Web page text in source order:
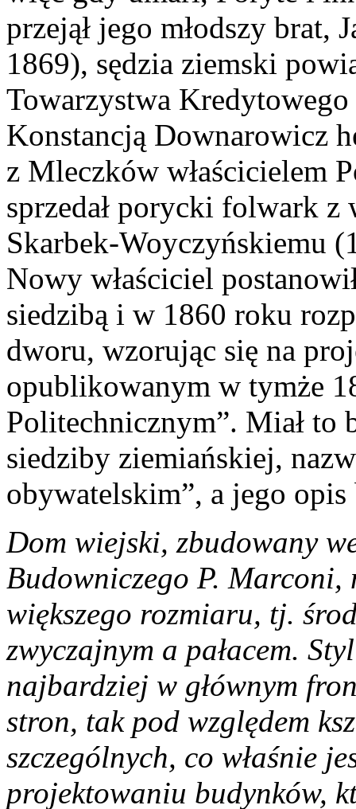
przejął jego młodszy
1869), sędzia ziemski
Towarzystwa
Konstancją Downarowicz
z Mleczków właścicielem
sprzedał porycki folwark
Skarbek-Woyczyńskiemu
Nowy właściciel
siedzibą i w 1860 roku
dworu, wzorując się na
opublikowanym w tymże
Politechnicznym”. Miał to
siedziby ziemiańskiej,
obywatelskim”, a jego opis
Dom wiejski, zbudowany
Budowniczego P. Marconi,
większego rozmiaru, tj.
zwyczajnym a pałacem.
najbardziej w głównym
stron, tak pod względem
szczególnych, co właśnie
projektowaniu budynków,